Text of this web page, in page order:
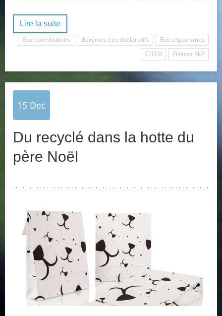
Lire la suite
Eco-contributions
Barèmes éco-déclaratifs
Eco-organismes
CITEO
Filières REP
15 Dec
Du recyclé dans la hotte du
père Noël